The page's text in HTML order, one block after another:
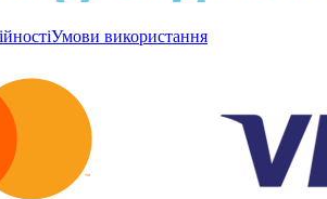
Умови використання